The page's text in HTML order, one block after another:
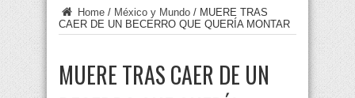
Home / México y Mundo / MUERE TRAS
CAER DE UN BECERRO QUE QUERÍA MONTAR
MUERE TRAS CAER DE UN